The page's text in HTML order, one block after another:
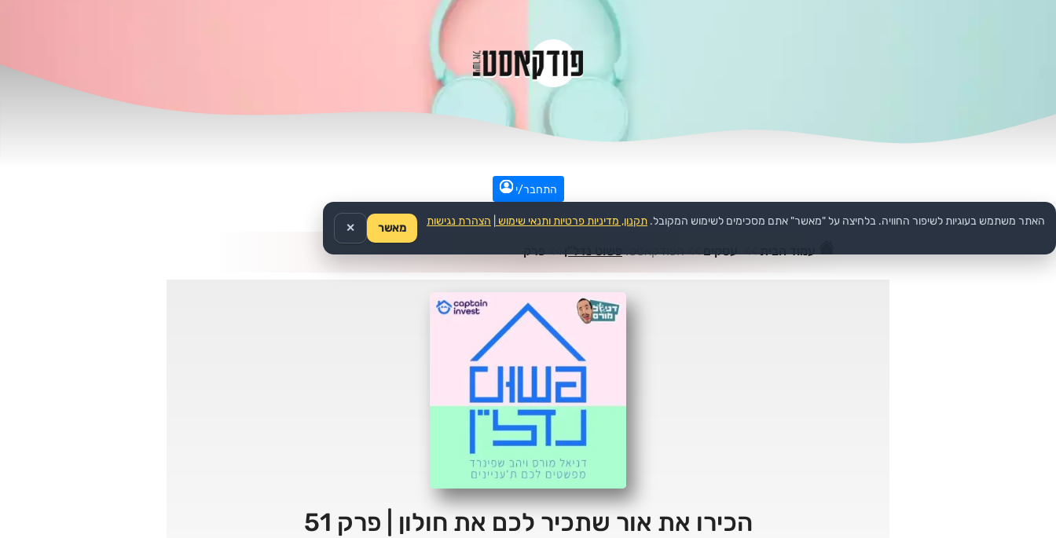
התחבר/י
עמוד הבית >> עסקים >>הפודקאסט: פשוט נדל"ן >>פרק
הכירו את אור שתכיר לכם את חולון | פרק 51
האתר משתמש בעוגיות לשיפור החוויה. בלחיצה על "מאשר" אתם מסכימים לשימוש המקובל. תקנון, מדיניות פרטיות ותנאי שימוש הצהרת נגישות
מאשר ✕